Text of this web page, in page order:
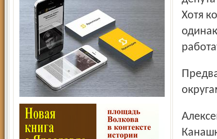
Хотя
Предварительные итоги выборов по одномандатным
Алексей Морозов – 59, 93%; Игорь Блохин – 44,47%; Вадим